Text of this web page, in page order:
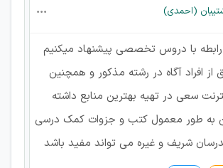
(احمدی)
با دروس تخصصی پیشنهاد میکنیم
از افراد آگاه در رشته مذکور و همچنین
سعی در تهیه بهترین منابع داشته
به طور معمول کتب و جزوات کمک درسی
شریف و غیره می تواند مفید باشد